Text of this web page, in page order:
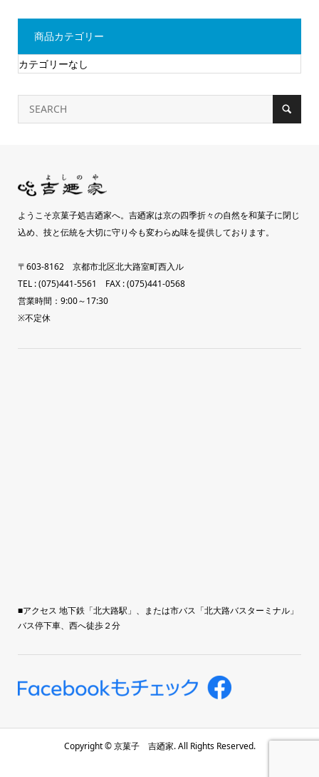
商品カテゴリー
カテゴリーなし
ようこそ京菓子処吉廼家へ。吉廼家は京の四季折々の自然を和菓子に閉じ
込め、技と伝統を大切に守り今も変わらぬ味を提供しております。
〒603-8162 京都市北区北大路室町西入ル
TEL : (075)441-5561 FAX : (075)441-0568
営業時間：9:00～17:30
※不定休
■アクセス 地下鉄「北大路駅」、または市バス「北大路バスターミナル」
バス停下車、西へ徒歩２分
Copyright ©京菓子 吉廼家. All Rights Reserved.